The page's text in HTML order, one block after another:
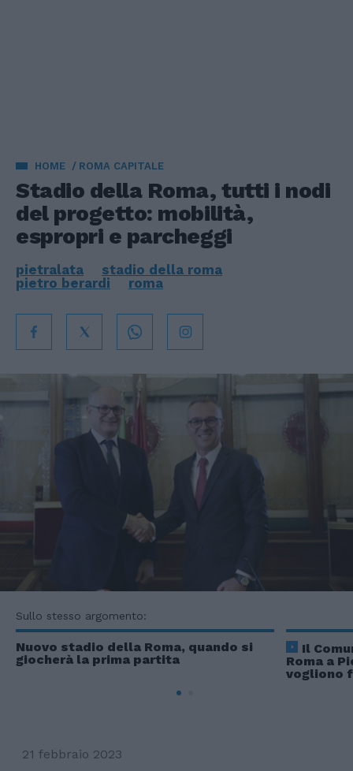
HOME ROMA CAPITALE
Stadio della Roma, tutti i nodi
del progetto: mobilità,
espropri e parcheggi
pietralata
stadio della roma
pietro berardi
roma
Sullo stesso argomento:
Nuovo stadio della Roma, quando si
giocherà la prima partita
Il
Roma a
vogliono
21 febbraio 2023